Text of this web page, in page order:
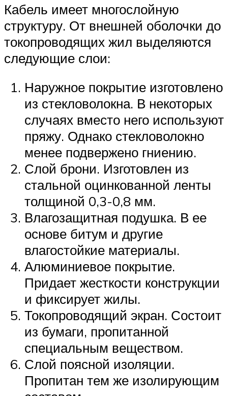
Кабель имеет многослойную
структуру. От внешней оболочки до
токопроводящих жил выделяются
следующие слои:
Наружное покрытие изготовлено
из стекловолокна. В некоторых
случаях вместо него используют
пряжу. Однако стекловолокно
менее подвержено гниению.
Слой брони. Изготовлен из
стальной оцинкованной ленты
толщиной 0,3-0,8 мм.
Влагозащитная подушка. В ее
основе битум и другие
влагостойкие материалы.
Алюминиевое покрытие.
Придает жесткости конструкции
и фиксирует жилы.
Токопроводящий экран. Состоит
из бумаги, пропитанной
специальным веществом.
Слой поясной изоляции.
Пропитан тем же изолирующим